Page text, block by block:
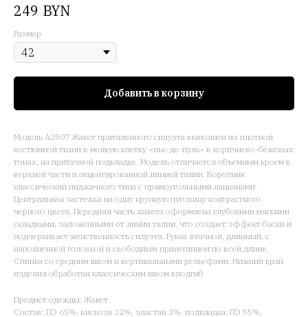
249 BYN
Размер
Добавить в корзину
Модель А3507 Жакет приталенного силуэта выполнен из плотной
костюмной ткани в мелкую клетку «пье-де-пуль» в коричнево-бежевых
тонах, на притачной подкладке. Модель отличается объемным кроем в
верхней части и акцентированной линией талии. Воротник
классический пиджачного типа с прямоугольными лацканами.
Центральная застежка на одну крупную пуговицу контрастного
черного цвета. Передняя часть жакета оформлена глубокими мягкими
складками, заложенными от линии талии, что создает эффект баски и
подчеркивает женственность силуэта. Рукав втачной, длинный, с
наполненной головкой и свободным прилеганием по всей длине.
Спинка со средним швом и вертикальными рельефами. Нижний край
изделия обработан классическим швом вподгиб
Предмет одежды: Жакет
Состав: ПЭ 65%, вискоза 32%, эластан 3%. подкладка: ПЭ 55%,